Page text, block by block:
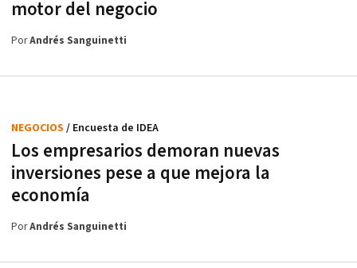
motor del negocio
PorAndrés Sanguinetti
Los empresarios demoran nuevas
inversiones pese a que mejora la
economía
NEGOCIOS / Encuesta de IDEA
PorAndrés Sanguinetti